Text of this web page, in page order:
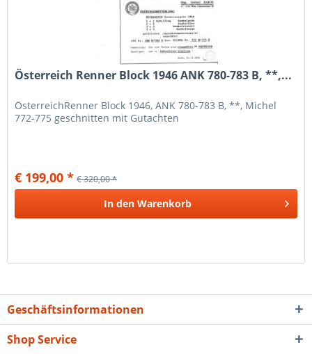
Österreich Renner Block 1946 ANK 780-783 B, **,...
ÖsterreichRenner Block 1946, ANK 780-783 B, **, Michel
772-775 geschnitten mit Gutachten
€ 199,00 * € 320,00 *
In den Warenkorb
Geschäftsinformationen
Shop Service